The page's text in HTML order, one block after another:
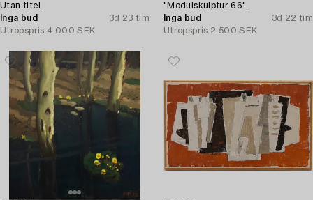
Utan titel.
Inga bud
3d 23 tim
Utropspris 4 000 SEK
"Modulskulptur 66".
Inga bud
3d 22 tim
Utropspris 2 500 SEK